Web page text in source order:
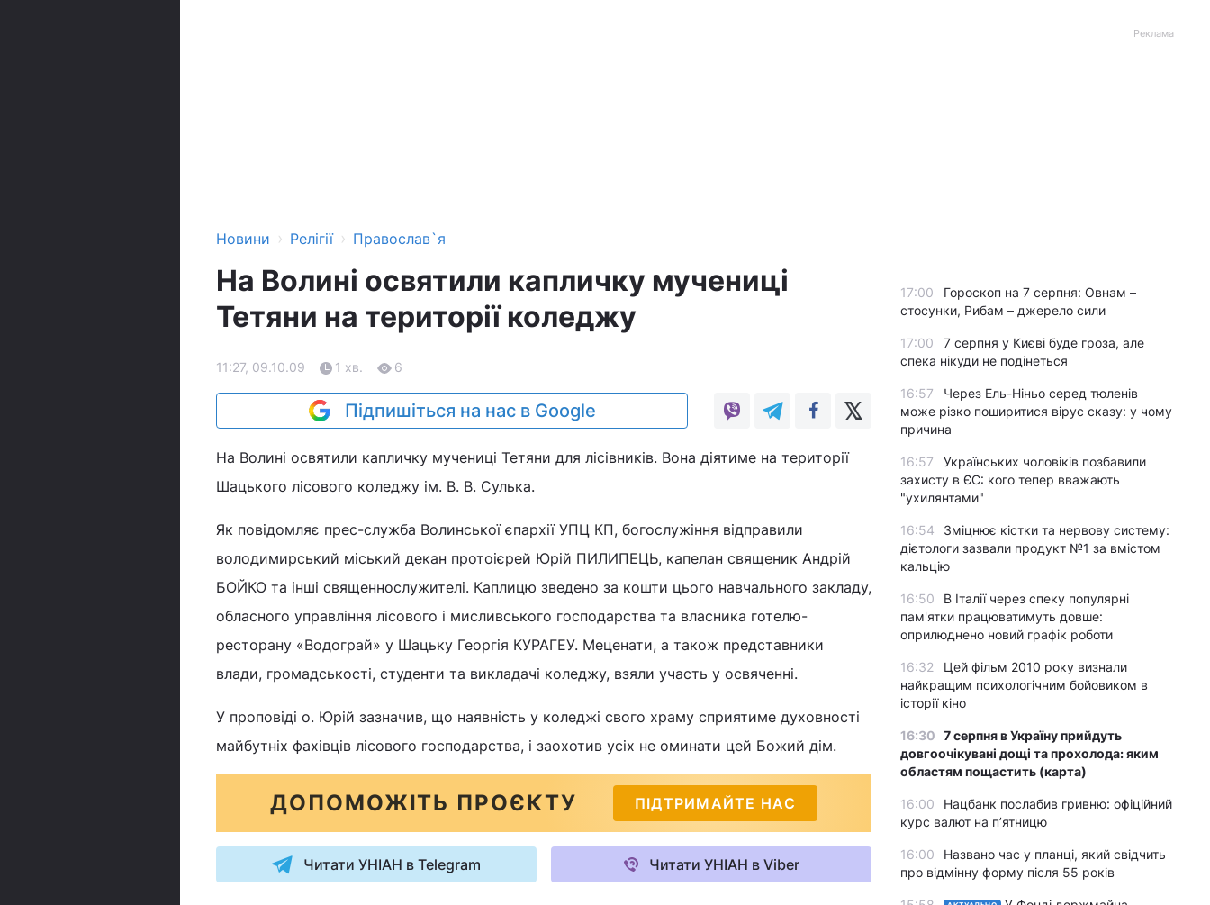
Новини › Релігії › Православ`я
На Волині освятили капличку мучениці
Тетяни на території коледжу
11:27, 09.10.09 1 хв. 6
Підпишіться на нас в Google
На Волині освятили капличку мучениці Тетяни для лісівників. Вона діятиме на території
Шацького лісового коледжу ім. В. В. Сулька.
Як повідомляє прес-служба Волинської єпархії УПЦ КП, богослужіння відправили
володимирський міський декан протоієрей Юрій ПИЛИПЕЦЬ, капелан священик Андрій
БОЙКО та інші священнослужителі. Каплицю зведено за кошти цього навчального закладу,
обласного управління лісового і мисливського господарства та власника готелю-
ресторану «Водограй» у Шацьку Георгія КУРАГЕУ. Меценати, а також представники
влади, громадськості, студенти та викладачі коледжу, взяли участь у освяченні.
У проповіді о. Юрій зазначив, що наявність у коледжі свого храму сприятиме духовності
майбутніх фахівців лісового господарства, і заохотив усіх не оминати цей Божий дім.
ДОПОМОЖІТЬ ПРОЄКТУ ПІДТРИМАЙТЕ НАС
Читати УНІАН в Telegram Читати УНІАН в Viber
Реклама
17:00
Гороскоп на 7 серпня: Овнам –
стосунки, Рибам – джерело сили
17:00
7 серпня у Києві буде гроза, але
спека нікуди не подінеться
16:57
Через Ель-Ніньо серед тюленів
може різко поширитися вірус сказу: у чому
причина
16:57
Українських чоловіків позбавили
захисту в ЄС: кого тепер вважають
"ухилянтами"
16:54
Зміцнює кістки та нервову систему:
дієтологи зазвали продукт №1 за вмістом
кальцію
16:50
В Італії через спеку популярні
пам'ятки працюватимуть довше:
оприлюднено новий графік роботи
16:32
Цей фільм 2010 року визнали
найкращим психологічним бойовиком в
історії кіно
16:30 7 серпня в Україну прийдуть
довгоочікувані дощі та прохолода: яким
областям пощастить (карта)
16:00
Нацбанк послабив гривню: офіційний
курс валют на п’ятницю
16:00
Названо час у планці, який свідчить
про відмінну форму після 55 років